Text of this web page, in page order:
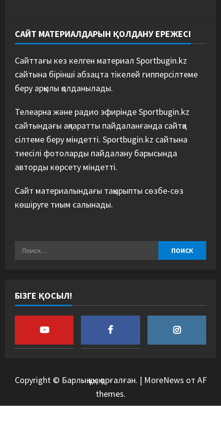
САЙТ МАТЕРИАЛДАРЫН ҚОЛДАНУ ЕРЕЖЕСІ
Сайттағы кез келген материал Sportbugin.kz
сайтына бірінші абзацта тікелей гипперсілтеме
беру арқылы қолданылады.
Телеарна және радио эфирінде Sportbugin.kz
сайтындағы ақпаратты пайдаланғанда сайтқа
сілтеме беру міндетті. Sportbugin.kz сайтына
тиесілі фотоларды пайдалану барысында
авторды көрсету міндетті.
Сайт материалындағы тақырыпты сөзбе-сөз
көшіруге тиым салынады.
БІЗГЕ ҚОСЫЛ!
Copyright © Барлық құқық қорғалған. | MoreNews от AF
themes.